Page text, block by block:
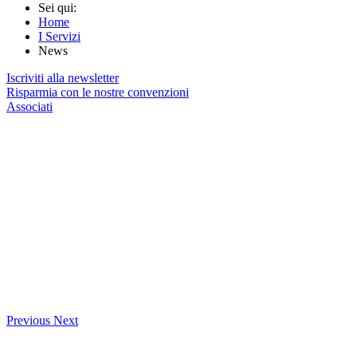
Sei qui:
Home
I Servizi
News
Iscriviti alla newsletter
Risparmia con le nostre convenzioni
Associati
Previous Next